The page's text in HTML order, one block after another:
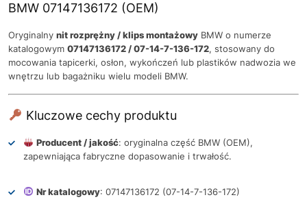
BMW 07147136172 (OEM)
Oryginalny nit rozprężny / klips montażowy BMW o numerze
katalogowym 07147136172 / 07-14-7-136-172, stosowany do
mocowania tapicerki, osłon, wykończeń lub plastików nadwozia we
wnętrzu lub bagażniku wielu modeli BMW.
Kluczowe cechy produktu
Producent / jakość: oryginalna część BMW (OEM),
zapewniająca fabryczne dopasowanie i trwałość.
Nr katalogowy: 07147136172 (07-14-7-136-172)